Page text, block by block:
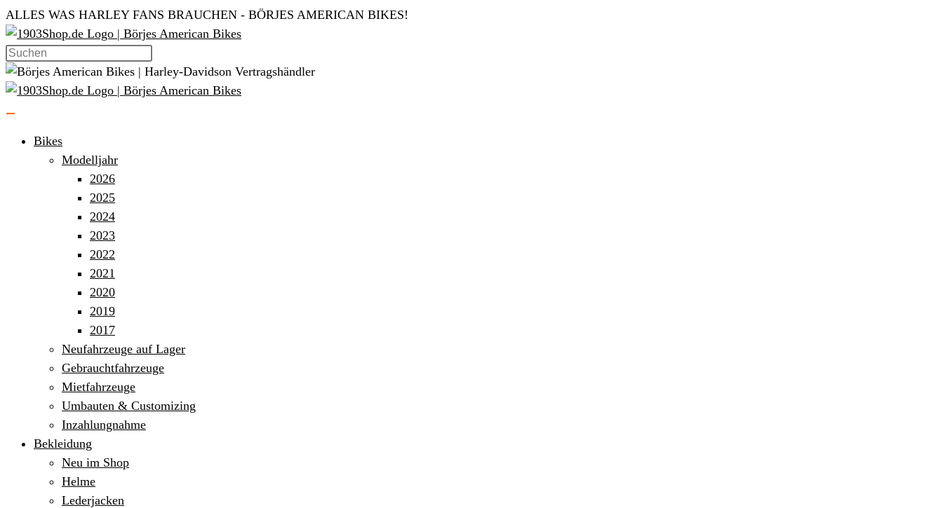
Zum
Inhalt
springen
ALLES WAS HARLEY FANS BRAUCHEN - BÖRJES AMERICAN BIKES!
Bikes
Modelljahr
2026
2025
2024
2023
2022
2021
2020
2019
2017
Neufahrzeuge auf Lager
Gebrauchtfahrzeuge
Mietfahrzeuge
Umbauten & Customizing
Inzahlungnahme
Bekleidung
Neu im Shop
Helme
Lederjacken